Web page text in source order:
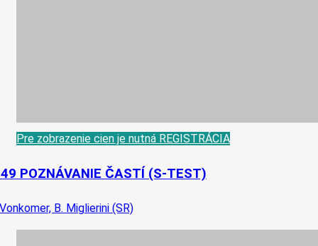
Pre zobrazenie cien je nutná REGISTRÁCIA
POZNÁVANIE ČASTÍ (S-TEST)
B. Miglierini (SR)